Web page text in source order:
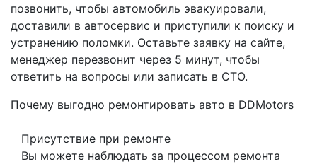
позвонить, чтобы автомобиль эвакуировали,
доставили в автосервис и приступили к поиску и
устранению поломки. Оставьте заявку на сайте,
менеджер перезвонит через 5 минут, чтобы
ответить на вопросы или записать в СТО.
Почему выгодно ремонтировать авто в DDMotors
Присутствие при ремонте
Вы можете наблюдать за процессом ремонта